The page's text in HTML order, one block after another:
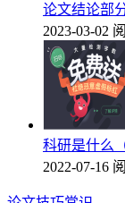
论文结论部
2023-03-02
科研是什么
2022-07-16